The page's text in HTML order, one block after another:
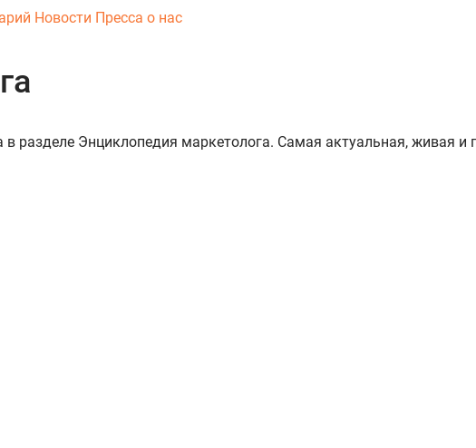
Новости Пресса о нас
разделе Энциклопедия маркетолога. Самая актуальная, живая